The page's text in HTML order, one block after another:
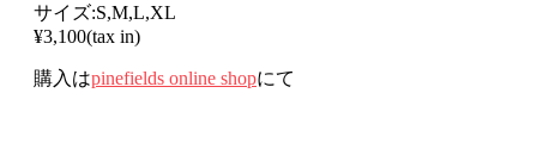
サイズ:S,M,L,XL
¥3,100(tax in)
購入はpinefields online shopにて